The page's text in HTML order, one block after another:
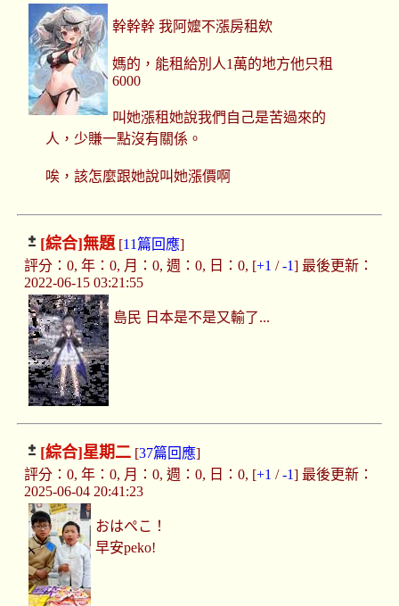
幹幹幹 我阿嬤不漲房租欸
媽的，能租給別人1萬的地方他只租
6000
叫她漲租她說我們自己是苦過來的
人，少賺一點沒有關係。
唉，該怎麼跟她說叫她漲價啊
[綜合]無題[11篇回應]
評分：0, 年：0, 月：0, 週：0, 日：0, [+1 /-1] 最後更新：
2022-06-15 03:21:55
島民 日本是不是又輸了...
[綜合]星期二[37篇回應]
評分：0, 年：0, 月：0, 週：0, 日：0, [+1 /-1] 最後更新：
2025-06-04 20:41:23
おはぺこ！
早安peko!